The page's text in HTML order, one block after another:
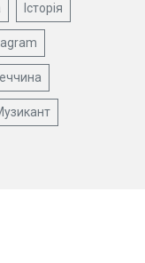
Історія